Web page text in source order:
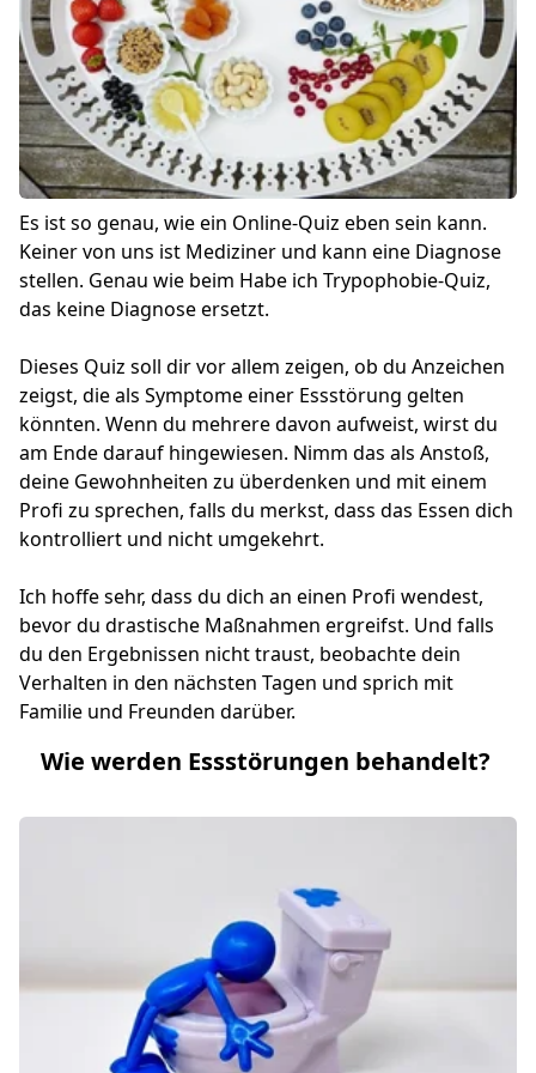
Es ist so genau, wie ein Online-Quiz eben sein kann.
Keiner von uns ist Mediziner und kann eine Diagnose
stellen. Genau wie beim Habe ich Trypophobie-Quiz,
das keine Diagnose ersetzt.
Dieses Quiz soll dir vor allem zeigen, ob du Anzeichen
zeigst, die als Symptome einer Essstörung gelten
könnten. Wenn du mehrere davon aufweist, wirst du
am Ende darauf hingewiesen. Nimm das als Anstoß,
deine Gewohnheiten zu überdenken und mit einem
Profi zu sprechen, falls du merkst, dass das Essen dich
kontrolliert und nicht umgekehrt.
Ich hoffe sehr, dass du dich an einen Profi wendest,
bevor du drastische Maßnahmen ergreifst. Und falls
du den Ergebnissen nicht traust, beobachte dein
Verhalten in den nächsten Tagen und sprich mit
Familie und Freunden darüber.
Wie werden Essstörungen behandelt?